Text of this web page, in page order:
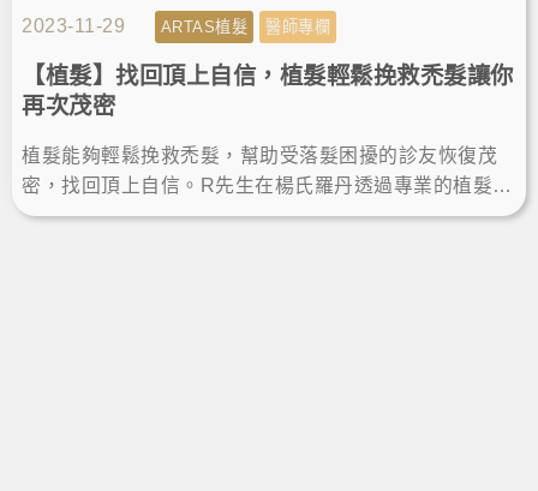
2023-11-29 ARTAS植髮 醫師專欄
【植髮】找回頂上自信，植髮輕鬆挽救禿髮讓你
再次茂密
植髮能夠輕鬆挽救禿髮，幫助受落髮困擾的診友恢復茂
密，找回頂上自信。R先生在楊氏羅丹透過專業的植髮手
術解決煩惱，術後八個月的植髮成果讓他很滿意，髮量